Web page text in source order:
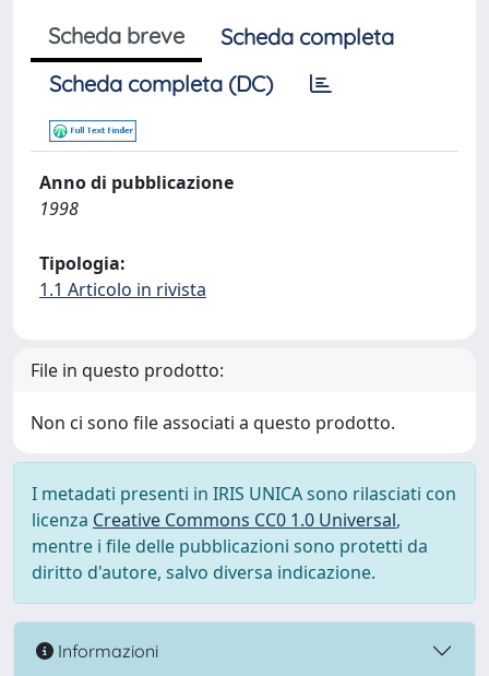
Scheda breve
Scheda completa
Scheda completa (DC)
Anno di pubblicazione
1998
Tipologia:
1.1 Articolo in rivista
File in questo prodotto:
Non ci sono file associati a questo prodotto.
I metadati presenti in IRIS UNICA sono rilasciati con
licenza Creative Commons CC0 1.0 Universal,
mentre i file delle pubblicazioni sono protetti da
diritto d'autore, salvo diversa indicazione.
Informazioni